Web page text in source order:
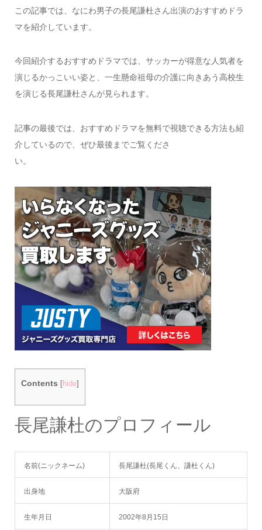
この記事では、なにわ男子の長尾謙杜さん出演のおすすめドラ
マを紹介しています。
今回紹介するおすすめドラマでは、サッカーが得意な人気者を
演じるかっこいい姿と、一生懸命祖母の介護に向きあう高校生
を演じる長尾謙杜さんが見られます。
記事の最後では、おすすめドラマを無料で視聴できる方法も紹
介しているので、ぜひ最後までご覧くださ
い。
Contents [hide]
長尾謙杜のプロフィール
名前(ニックネーム) 長尾謙杜(長尾くん、謙杜くん)
出身地 大阪府
生年月日 2002年8月15日